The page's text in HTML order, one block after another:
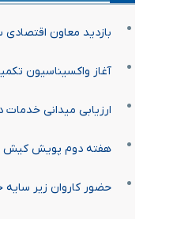
بازدید معاون
آغاز واکسیناسیون تکمیلی
ارزیابی میدانی
هفته دوم پویش کیش
حضور کاروان زیر